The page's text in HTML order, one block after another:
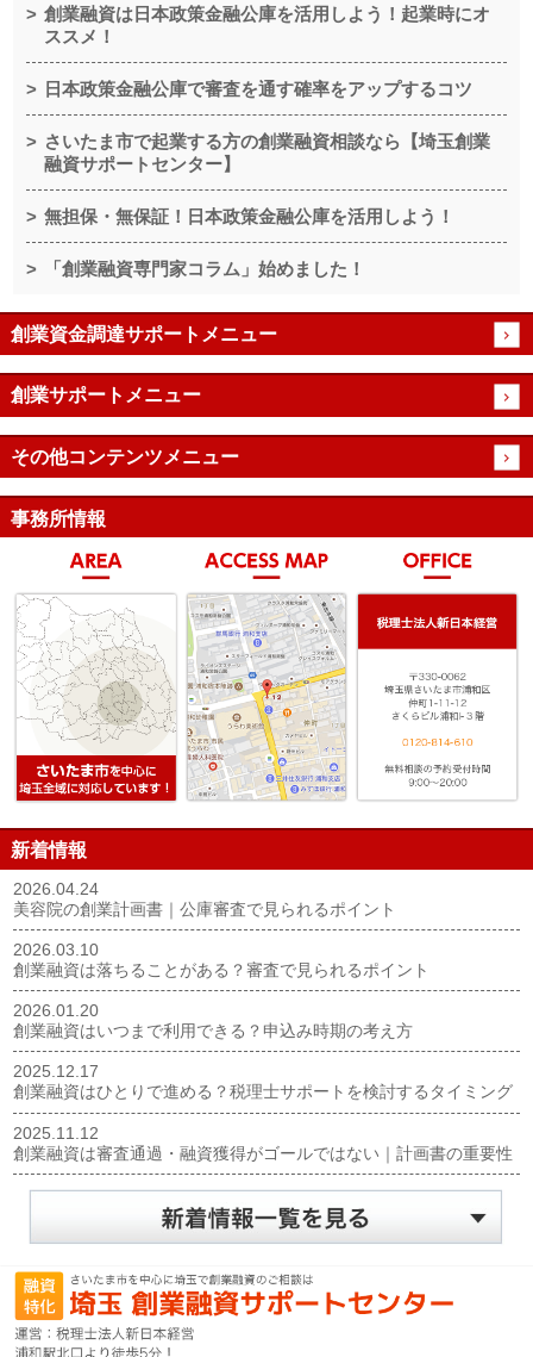
創業融資は日本政策金融公庫を活用しよう！起業時にオ
ススメ！
日本政策金融公庫で審査を通す確率をアップするコツ
さいたま市で起業する方の創業融資相談なら【埼玉創業
融資サポートセンター】
無担保・無保証！日本政策金融公庫を活用しよう！
「創業融資専門家コラム」始めました！
創業資金調達サポートメニュー
創業サポートメニュー
その他コンテンツメニュー
事務所情報
新着情報
2026.04.24
美容院の創業計画書｜公庫審査で見られるポイント
2026.03.10
創業融資は落ちることがある？審査で見られるポイント
2026.01.20
創業融資はいつまで利用できる？申込み時期の考え方
2025.12.17
創業融資はひとりで進める？税理士サポートを検討するタイミング
2025.11.12
創業融資は審査通過・融資獲得がゴールではない｜計画書の重要性